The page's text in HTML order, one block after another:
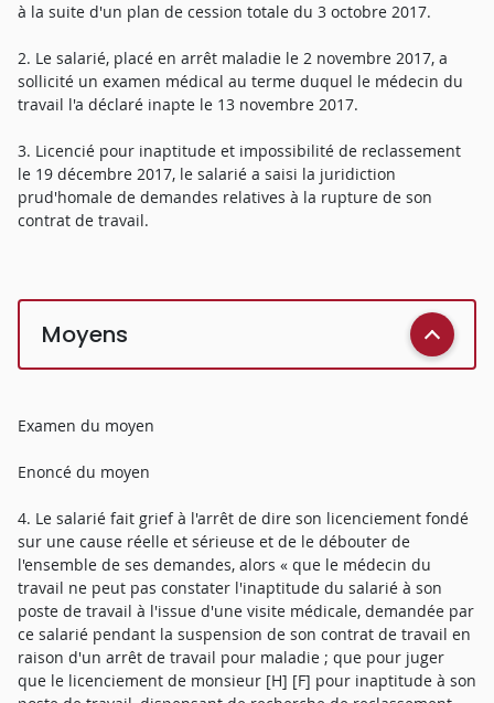
à la suite d'un plan de cession totale du 3 octobre 2017.
2. Le salarié, placé en arrêt maladie le 2 novembre 2017, a
sollicité un examen médical au terme duquel le médecin du
travail l'a déclaré inapte le 13 novembre 2017.
3. Licencié pour inaptitude et impossibilité de reclassement
le 19 décembre 2017, le salarié a saisi la juridiction
prud'homale de demandes relatives à la rupture de son
contrat de travail.
Moyens
Examen du moyen
Enoncé du moyen
4. Le salarié fait grief à l'arrêt de dire son licenciement fondé
sur une cause réelle et sérieuse et de le débouter de
l'ensemble de ses demandes, alors « que le médecin du
travail ne peut pas constater l'inaptitude du salarié à son
poste de travail à l'issue d'une visite médicale, demandée par
ce salarié pendant la suspension de son contrat de travail en
raison d'un arrêt de travail pour maladie ; que pour juger
que le licenciement de monsieur [H] [F] pour inaptitude à son